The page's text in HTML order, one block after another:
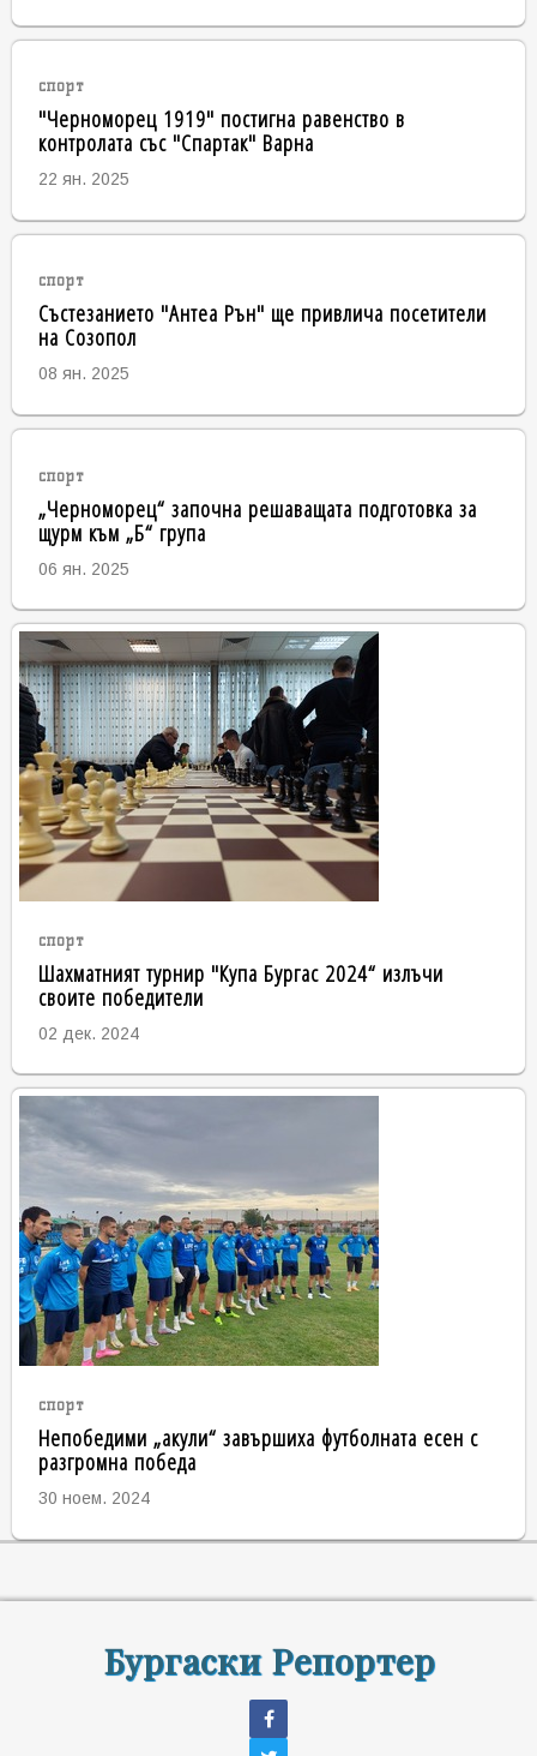
спорт
"Черноморец 1919" постигна равенство в
контролата със "Спартак" Варна
22 ян. 2025
спорт
Състезанието "Антеа Рън" ще привлича посетители
на Созопол
08 ян. 2025
спорт
„Черноморец“ започна решаващата подготовка за
щурм към „Б“ група
06 ян. 2025
спорт
Шахматният турнир "Купа Бургас 2024“ излъчи
своите победители
02 дек. 2024
спорт
Непобедими „акули“ завършиха футболната есен с
разгромна победа
30 ноем. 2024
Бургаски Репортер